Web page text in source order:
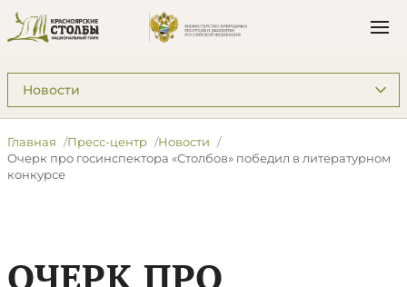
Подразделы: Пресс-центр
Главная Пресс-центр
Новости
​Очерк про госинспектора «Столбов» победил в литературном
конкурсе
​ОЧЕРК ПРО